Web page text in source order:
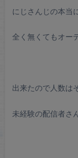
にじさんじの本当
全く無くてもオー
出来たので人数は
未経験の配信者さ